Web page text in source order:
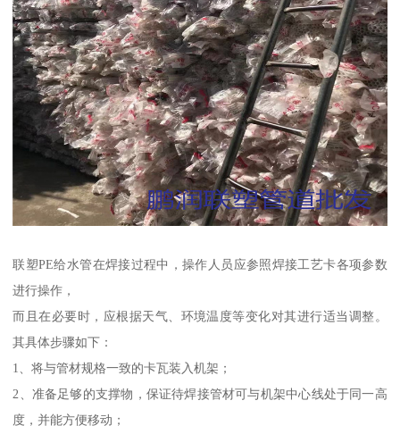
联塑PE给水管在焊接过程中，操作人员应参照焊接工艺卡各项参数
进行操作，
而且在必要时，应根据天气、环境温度等变化对其进行适当调整。
其具体步骤如下：
1、将与管材规格一致的卡瓦装入机架；
2、准备足够的支撑物，保证待焊接管材可与机架中心线处于同一高
度，并能方便移动；